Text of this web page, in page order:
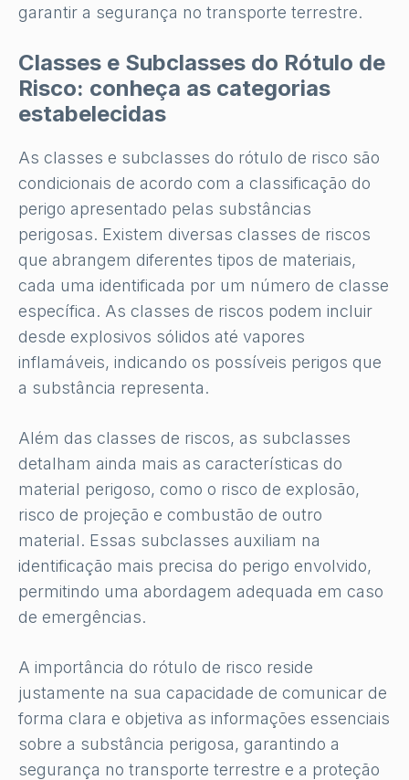
garantir a segurança no transporte terrestre.
Classes e Subclasses do Rótulo de
Risco: conheça as categorias
estabelecidas
As classes e subclasses do rótulo de risco são
condicionais de acordo com a classificação do
perigo apresentado pelas substâncias
perigosas. Existem diversas classes de riscos
que abrangem diferentes tipos de materiais,
cada uma identificada por um número de classe
específica. As classes de riscos podem incluir
desde explosivos sólidos até vapores
inflamáveis, indicando os possíveis perigos que
a substância representa.
Além das classes de riscos, as subclasses
detalham ainda mais as características do
material perigoso, como o risco de explosão,
risco de projeção e combustão de outro
material. Essas subclasses auxiliam na
identificação mais precisa do perigo envolvido,
permitindo uma abordagem adequada em caso
de emergências.
A importância do rótulo de risco reside
justamente na sua capacidade de comunicar de
forma clara e objetiva as informações essenciais
sobre a substância perigosa, garantindo a
segurança no transporte terrestre e a proteção